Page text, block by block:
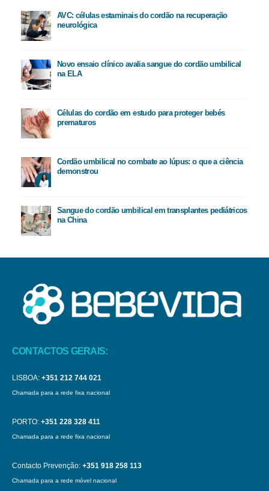
AVC: células estaminais do cordão na recuperação
neurológica
Novo ensaio clínico avalia sangue do cordão umbilical
na ELA
Células do cordão em estudo para proteger bebés
prematuros
Cordão umbilical no combate ao lúpus: o que a ciência
demonstrou
Sangue do cordão umbilical em transplantes pediátricos
na China
CONTACTOS GERAIS:
LISBOA: +351 212 744 021
Chamada para a rede fixa nacional
PORTO: +351 228 328 411
Chamada para a rede fixa nacional
Contacto Prevenção: +351 918 258 113
Chamada para a rede móvel nacional